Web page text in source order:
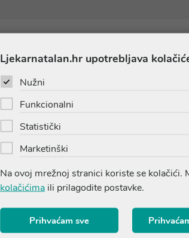
Ljekarnatalan.hr upotrebljava
Nužni
Funkcionalni
Statistički
Marketinški
Na ovoj mrežnoj stranici koriste se kolačići.
kolačićima ili prilagodite postavke.
Prihvaćam sve